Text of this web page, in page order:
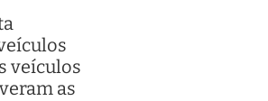
veículos
as